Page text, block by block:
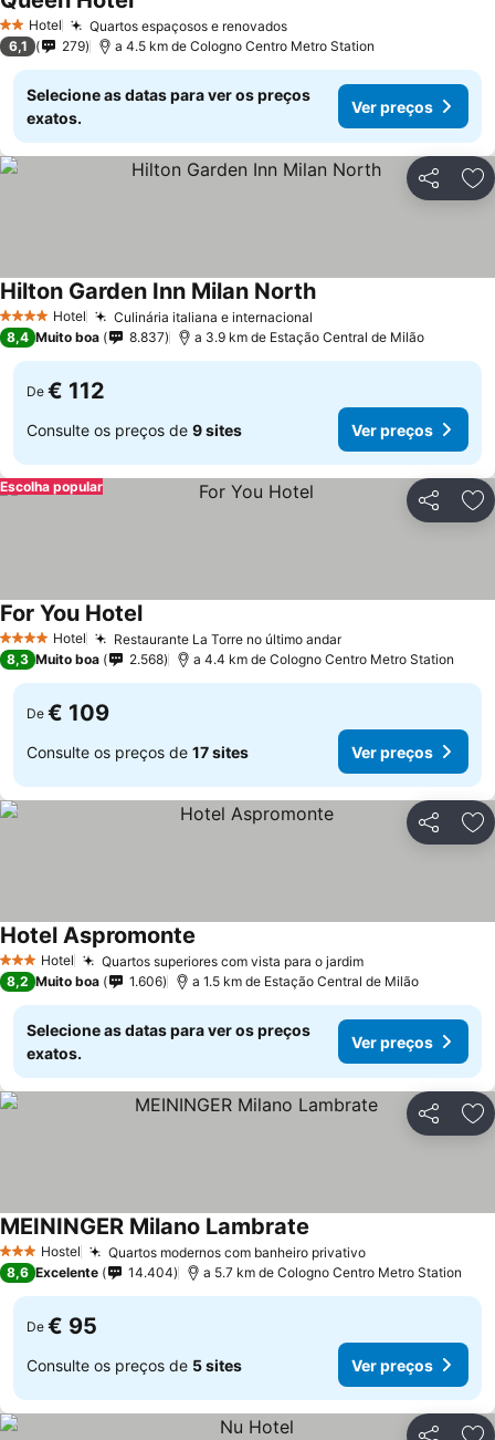
2 Estrelas
Hotel Quartos espaçosos e renovadosVer preços
Ver preços
6,1 279 a 4.5 km de Cologno Centro Metro Station
Selecione as datas para ver os preços
exatos.
Ver preços
Partilhar
4 EstrelasHotel Culinária italiana e internacional
Hilton Garden Inn Milan NorthVer preços
8,4 Muito boa 8.837 a 3.9 km de Estação Central de Milão
De € 112
Consulte os preços de 9 sites Ver preços
Partilhar
Escolha popular
4 EstrelasHotel Restaurante La Torre no último andarVer preços
For You HotelVer preços
8,3 Muito boa 2.568 a 4.4 km de Cologno Centro Metro Station
De € 109
Consulte os preços de 17 sites Ver preços
Partilhar
3 EstrelasHotel Quartos superiores com vista para o jardimVer preços
Hotel Aspromonte
8,2 Muito boa 1.606 a 1.5 km de Estação Central de Milão
Selecione as datas para ver os preços
exatos.
Ver preços
Partilhar
3 EstrelasHostel Quartos modernos com banheiro privativoVer preços
MEININGER Milano Lambrate
8,6 Excelente 14.404 a 5.7 km de Cologno Centro Metro Station
De € 95
Consulte os preços de 5 sites Ver preços